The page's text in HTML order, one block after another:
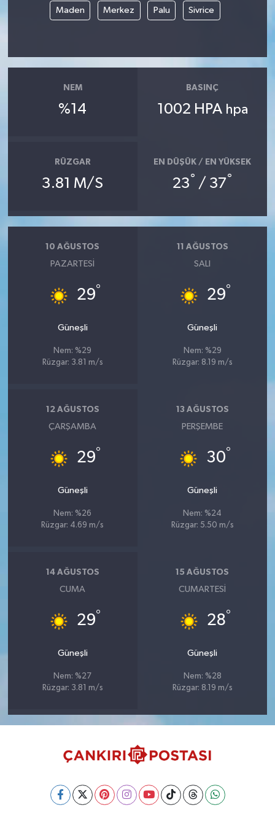
Maden Merkez Palu Sivrice
NEM
%14
BASINÇ
1002 HPA hpa
RÜZGAR
3.81 M/S
EN DÜŞÜK / EN YÜKSEK
23° / 37°
10 AĞUSTOS
PAZARTESI
29°
Güneşli
Nem: %29
Rüzgar: 3.81 m/s
11 AĞUSTOS
SALI
29°
Güneşli
Nem: %29
Rüzgar: 8.19 m/s
12 AĞUSTOS
ÇARŞAMBA
29°
Güneşli
Nem: %26
Rüzgar: 4.69 m/s
13 AĞUSTOS
PERŞEMBE
30°
Güneşli
Nem: %24
Rüzgar: 5.50 m/s
14 AĞUSTOS
CUMA
29°
Güneşli
Nem: %27
Rüzgar: 3.81 m/s
15 AĞUSTOS
CUMARTESI
28°
Güneşli
Nem: %28
Rüzgar: 8.19 m/s
DÜNYA